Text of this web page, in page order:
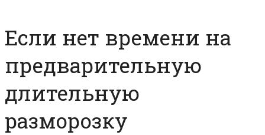
Если нет времени на
предварительную
длительную
разморозку